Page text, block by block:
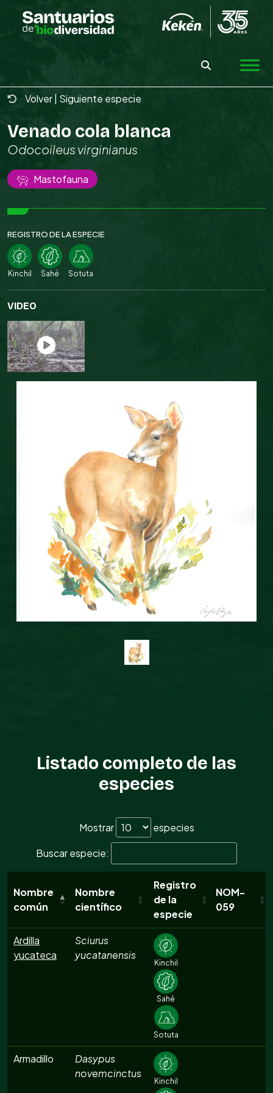
Volver Siguiente especie
Venado cola blanca
Odocoileus virginianus
Mastofauna
REGISTRO DE LA ESPECIE
Kinchil Sahé Sotuta
VIDEO
Listado completo de las
especies
Mostrar
especies
Buscar especie:
Nombre
común
Nombre
científico
Registro
de la
especie
NOM-
059
Ardilla
yucateca
Sciurus
yucatanensis
Kinchil
Sahé
Sotuta
Armadillo
Dasypus
novemcinctus
Kinchil